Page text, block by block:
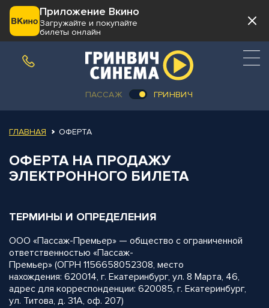
Приложение Вкино
Загружайте и покупайте
билеты онлайн
ПАССАЖ ГРИНВИЧ
ГЛАВНАЯ ОФЕРТА
ОФЕРТА НА ПРОДАЖУ
ЭЛЕКТРОННОГО БИЛЕТА
ТЕРМИНЫ И ОПРЕДЕЛЕНИЯ
ООО «Пассаж-Премьер» — общество с ограниченной
ответственностью «Пассаж-
Премьер» (ОГРН 1156658052308, место
нахождения: 620014, г. Екатеринбург, ул. 8 Марта, 46,
адрес для корреспонденции: 620085, г. Екатеринбург,
ул. Титова, д. 31А, оф. 207)